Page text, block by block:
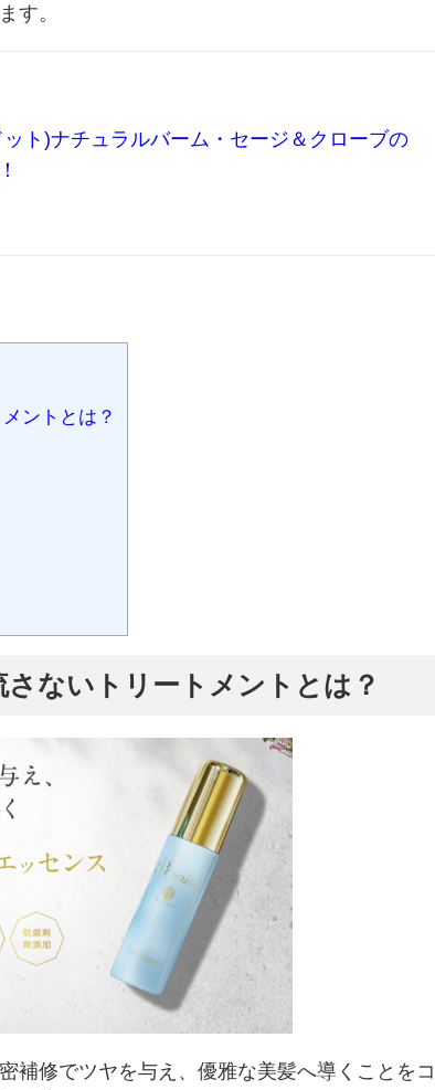
す。
ット)ナチュラルバーム・セージ＆クローブの
ントとは？
ないトリートメントとは？
補修でツヤを与え、優雅な美髪へ導くことをコ